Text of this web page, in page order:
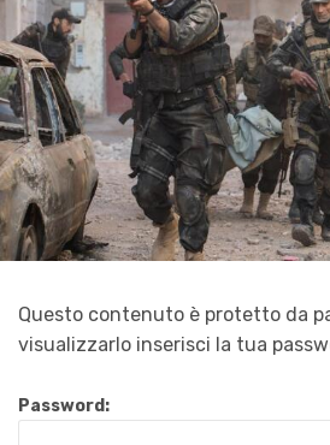
Questo contenuto è protetto da
visualizzarlo inserisci la tua
Password: